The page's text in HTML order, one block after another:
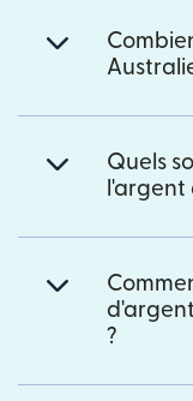
Quels
l'argent
?